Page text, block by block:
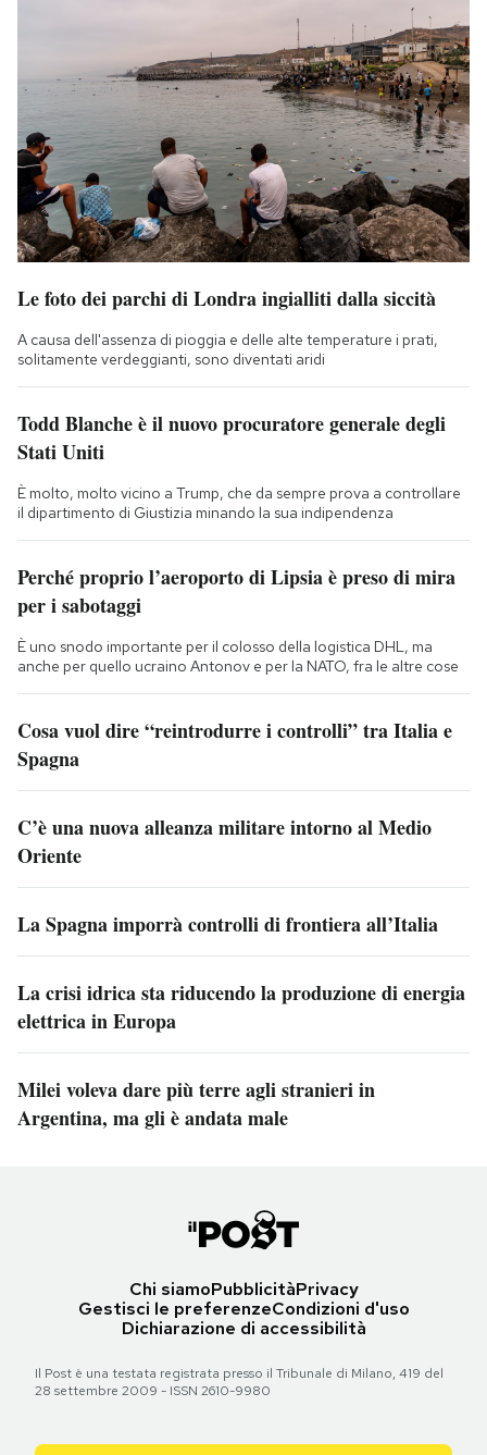
Le foto dei parchi di Londra ingialliti dalla siccità
A causa dell'assenza di pioggia e delle alte temperature i prati,
solitamente verdeggianti, sono diventati aridi
Todd Blanche è il nuovo procuratore generale degli
Stati Uniti
È molto, molto vicino a Trump, che da sempre prova a controllare
il dipartimento di Giustizia minando la sua indipendenza
Perché proprio l’aeroporto di Lipsia è preso di mira
per i sabotaggi
È uno snodo importante per il colosso della logistica DHL, ma
anche per quello ucraino Antonov e per la NATO, fra le altre cose
Cosa vuol dire “reintrodurre i controlli” tra Italia e
Spagna
C’è una nuova alleanza militare intorno al Medio
Oriente
La Spagna imporrà controlli di frontiera all’Italia
La crisi idrica sta riducendo la produzione di energia
elettrica in Europa
Milei voleva dare più terre agli stranieri in
Argentina, ma gli è andata male
Chi siamoPubblicitàPrivacy
Gestisci le preferenzeCondizioni d'uso
Dichiarazione di accessibilità
Il Post è una testata registrata presso il Tribunale di Milano, 419 del
28 settembre 2009 - ISSN 2610-9980